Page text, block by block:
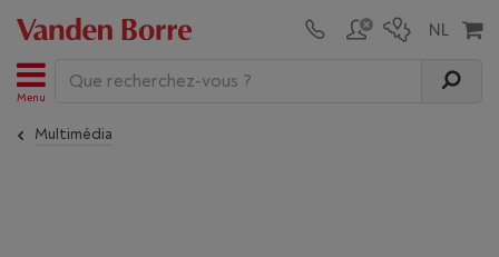
Menu
Multimédia